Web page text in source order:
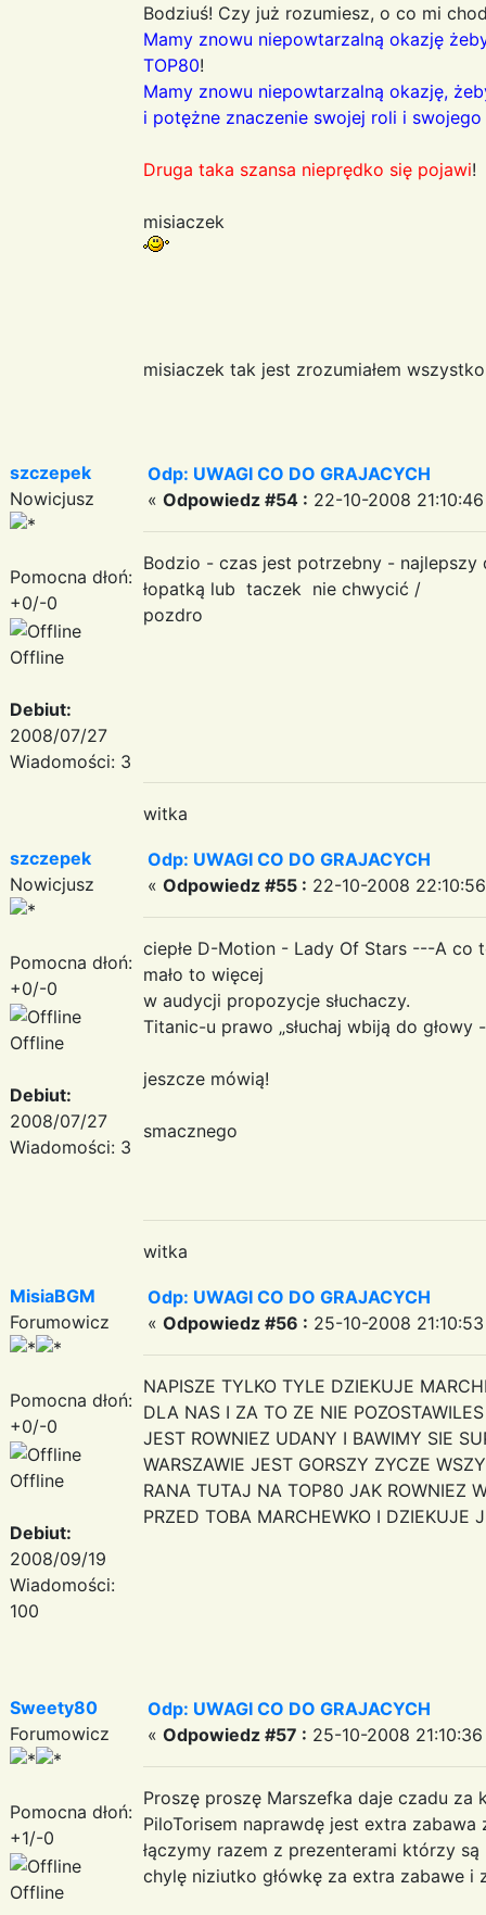
Bodziuś! Czy już rozumiesz, o co mi
Mamy znowu niepowtarzalną okazję
TOP80!
Mamy znowu niepowtarzalną okazję,
i potężne znaczenie swojej roli i
Druga taka szansa nieprędko się pojawi!
misiaczek
misiaczek tak jest zrozumiałem
szczepek
Nowicjusz
Pomocna dłoń:
+0/-0
Offline
Debiut:
2008/07/27
Wiadomości: 3
Odp: UWAGI CO DO GRAJACYCH
« Odpowiedz #54 : 22-10-2008
Bodzio - czas jest potrzebny -
łopatką lub taczek nie chwycić /
pozdro
witka
szczepek
Nowicjusz
Pomocna dłoń:
+0/-0
Offline
Debiut:
2008/07/27
Wiadomości: 3
Odp: UWAGI CO DO GRAJACYCH
« Odpowiedz #55 : 22-10-2008
ciepłe D-Motion - Lady Of Stars ---A
mało to więcej
w audycji propozycje słuchaczy.
Titanic-u prawo „słuchaj wbiją do
jeszcze mówią!
smacznego
witka
MisiaBGM
Forumowicz
Pomocna dłoń:
+0/-0
Offline
Debiut:
2008/09/19
Wiadomości:
100
Odp: UWAGI CO DO GRAJACYCH
« Odpowiedz #56 : 25-10-2008
NAPISZE TYLKO TYLE DZIEKUJE
DLA NAS I ZA TO ZE NIE
JEST ROWNIEZ UDANY I BAWIMY SIE
WARSZAWIE JEST GORSZY ZYCZE
RANA TUTAJ NA TOP80 JAK ROWNIEZ
PRZED TOBA MARCHEWKO I DZIEKUJE
Sweety80
Forumowicz
Pomocna dłoń:
+1/-0
Offline
Odp: UWAGI CO DO GRAJACYCH
« Odpowiedz #57 : 25-10-2008
Proszę proszę Marszefka daje czadu za
PiloTorisem naprawdę jest extra
łączymy razem z prezenterami którzy
chylę niziutko główkę za extra zabawe